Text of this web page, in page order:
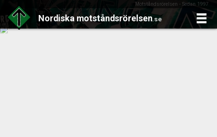
Motståndsrörelsen - Sedan 1997
Nordiska motståndsrörelsen.se